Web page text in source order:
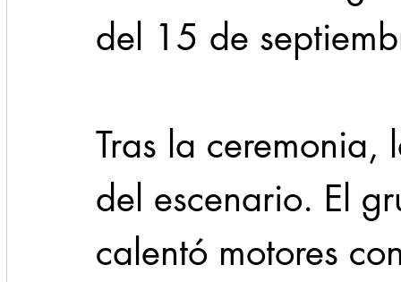
del 15 de
Tras la
del escenario. El
calentó motores